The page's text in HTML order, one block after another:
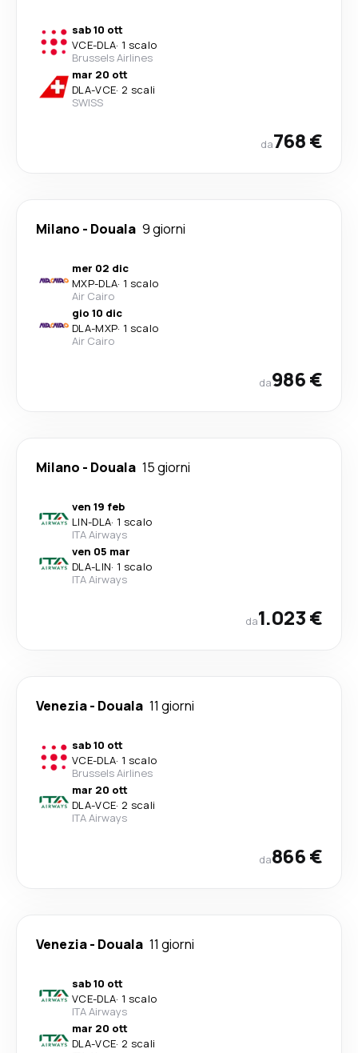
sab 10 ott
VCE-DLA· 1 scalo
Brussels Airlines
mar 20 ott
DLA-VCE· 2 scali
SWISS
da768 €
Milano - Douala 9 giorni
mer 02 dic
MXP-DLA· 1 scalo
Air Cairo
gio 10 dic
DLA-MXP· 1 scalo
Air Cairo
da986 €
Milano - Douala 15 giorni
ven 19 feb
LIN-DLA· 1 scalo
ITA Airways
ven 05 mar
DLA-LIN· 1 scalo
ITA Airways
da1.023 €
Venezia- Douala 11 giorni
sab 10 ott
VCE-DLA· 1 scalo
Brussels Airlines
mar 20 ott
DLA-VCE· 2 scali
ITA Airways
da866 €
Venezia- Douala 11 giorni
sab 10 ott
VCE-DLA· 1 scalo
ITA Airways
mar 20 ott
DLA-VCE· 2 scali